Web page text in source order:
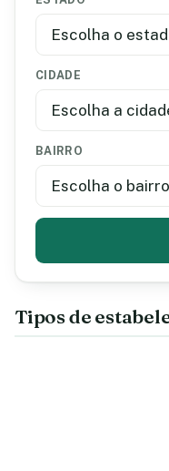
CIDADE
BAIRRO
Tipos de